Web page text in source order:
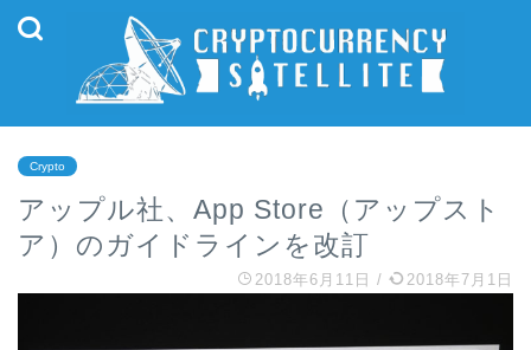
Crypto
アップル社、App Store（アップスト
ア）のガイドラインを改訂
2018年6月11日 / 2018年7月1日